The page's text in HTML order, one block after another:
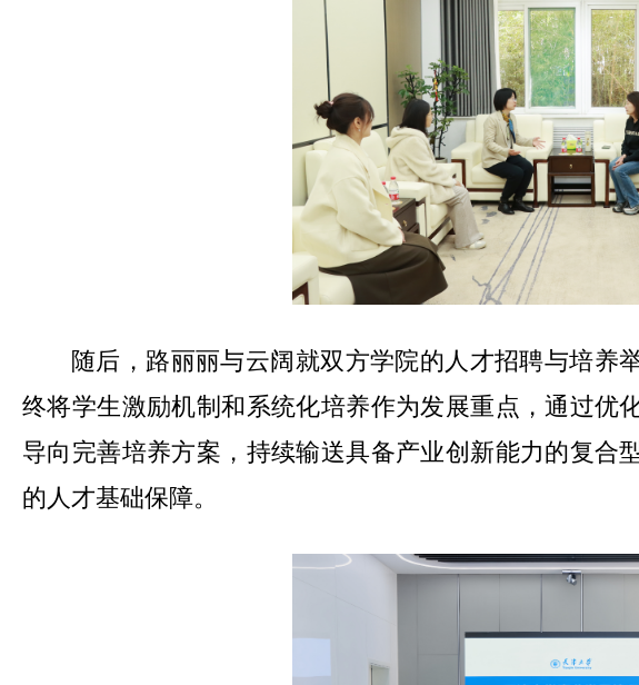
随后，路丽丽与云阔就双方学院的人才招聘与培养
终将学生激励机制和系统化培养作为发展重点，通过优
导向完善培养方案，持续输送具备产业创新能力的复合
的人才基础保障。